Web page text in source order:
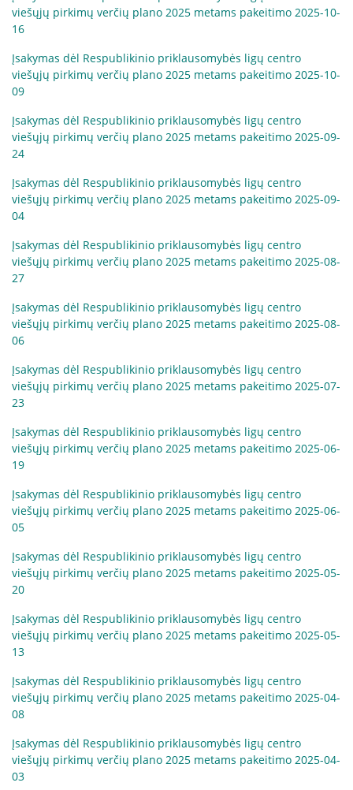
Projektai
Naujienos
Apie paslaugas
Įvykiai
Apie mus
Struktūra
Misija, vertybės, vizija
Valdymo struktūra
Vadovybės darbotvarkė
Administracinė informacija
Darbo užmokestis
Paskatinimai ir apdovanojimai
Biudžeto vykdymo ataskaitų rinkiniai
Finansinių ataskaitų rinkiniai
Lėšos veiklai viešinti
viešųjų pirkimų verčių plano 2025 metams pakeitimo 2025-10-
16
Įsakymas dėl Respublikinio priklausomybės ligų centro
viešųjų pirkimų verčių plano 2025 metams pakeitimo 2025-10-
09
Įsakymas dėl Respublikinio priklausomybės ligų centro
viešųjų pirkimų verčių plano 2025 metams pakeitimo 2025-09-
24
Įsakymas dėl Respublikinio priklausomybės ligų centro
viešųjų pirkimų verčių plano 2025 metams pakeitimo 2025-09-
04
Įsakymas dėl Respublikinio priklausomybės ligų centro
viešųjų pirkimų verčių plano 2025 metams pakeitimo 2025-08-
27
Įsakymas dėl Respublikinio priklausomybės ligų centro
viešųjų pirkimų verčių plano 2025 metams pakeitimo 2025-08-
06
Įsakymas dėl Respublikinio priklausomybės ligų centro
viešųjų pirkimų verčių plano 2025 metams pakeitimo 2025-07-
23
Įsakymas dėl Respublikinio priklausomybės ligų centro
viešųjų pirkimų verčių plano 2025 metams pakeitimo 2025-06-
19
Įsakymas dėl Respublikinio priklausomybės ligų centro
viešųjų pirkimų verčių plano 2025 metams pakeitimo 2025-06-
05
Įsakymas dėl Respublikinio priklausomybės ligų centro
viešųjų pirkimų verčių plano 2025 metams pakeitimo 2025-05-
20
Įsakymas dėl Respublikinio priklausomybės ligų centro
viešųjų pirkimų verčių plano 2025 metams pakeitimo 2025-05-
13
Įsakymas dėl Respublikinio priklausomybės ligų centro
viešųjų pirkimų verčių plano 2025 metams pakeitimo 2025-04-
08
Įsakymas dėl Respublikinio priklausomybės ligų centro
viešųjų pirkimų verčių plano 2025 metams pakeitimo 2025-04-
03